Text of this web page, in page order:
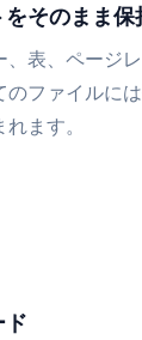
そのまま保
、表、ページ
のファイルに
ます。